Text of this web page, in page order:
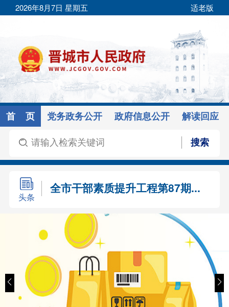
2026年8月7日 星期五 适老版
首 页 党务政务公开 政府信息公开 解读回应
头条
以高度的历史主动把握时代航...
唐登杰主持召开省委议军会议
全市干部素质提升工程第87期...